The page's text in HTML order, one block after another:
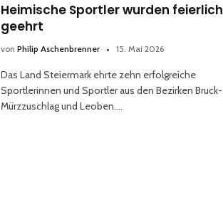
Heimische Sportler wurden feierlich
geehrt
von Philip Aschenbrenner 15. Mai 2026
Das Land Steiermark ehrte zehn erfolgreiche
Sportlerinnen und Sportler aus den Bezirken Bruck-
Mürzzuschlag und Leoben.…